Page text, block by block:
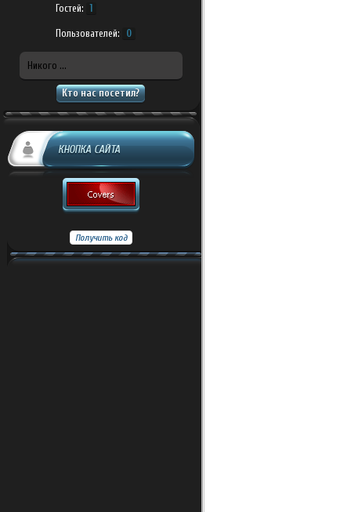
Гостей: 1
Пользователей: 0
Никого ...
Кто нас посетил?
КНОПКА САЙТА